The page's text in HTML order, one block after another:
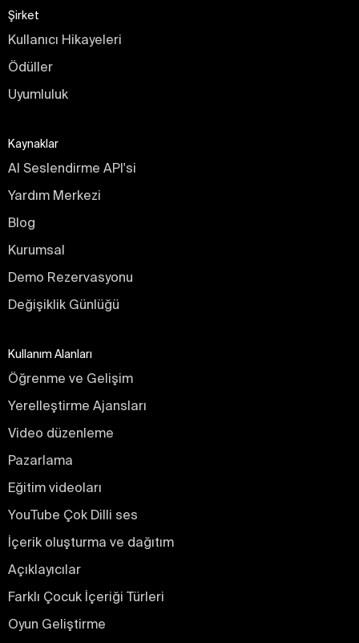
Şirket
Kullanıcı Hikayeleri
Ödüller
Uyumluluk
Kaynaklar
AI Seslendirme API'si
Yardım Merkezi
Blog
Kurumsal
Demo Rezervasyonu
Değişiklik Günlüğü
Kullanım Alanları
Öğrenme ve Gelişim
Yerelleştirme Ajansları
Video düzenleme
Pazarlama
Eğitim videoları
YouTube Çok Dilli ses
İçerik oluşturma ve dağıtım
Açıklayıcılar
Farklı Çocuk İçeriği Türleri
Oyun Geliştirme